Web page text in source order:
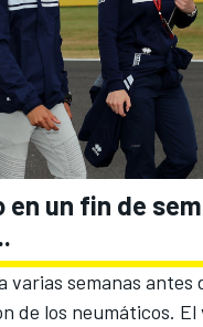
en un fin de
varias semanas antes
de los neumáticos.